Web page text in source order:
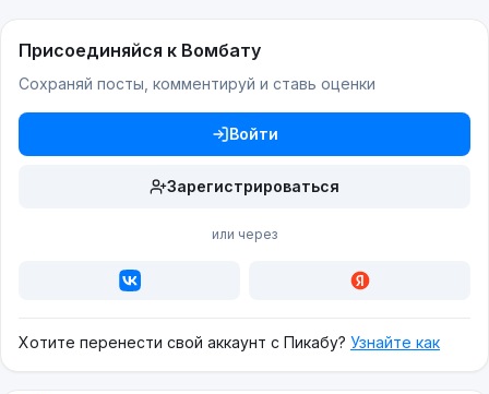
Присоединяйся к Вомбату
Сохраняй посты, комментируй и ставь оценки
Войти
Зарегистрироваться
или через
Хотите перенести свой аккаунт с Пикабу? Узнайте как